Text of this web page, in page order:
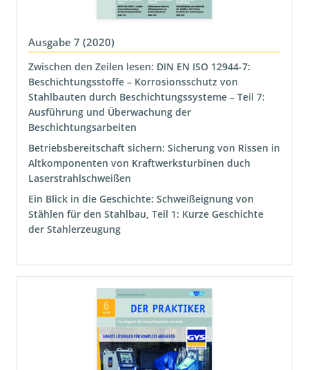
Ausgabe 7 (2020)
Zwischen den Zeilen lesen: DIN EN ISO 12944-7:
Beschichtungsstoffe – Korrosionsschutz von
Stahlbauten durch Beschichtungssysteme – Teil 7:
Ausführung und Überwachung der
Beschichtungsarbeiten
Betriebsbereitschaft sichern: Sicherung von Rissen in
Altkomponenten von Kraftwerksturbinen duch
Laserstrahlschweißen
Ein Blick in die Geschichte: Schweißeignung von
Stählen für den Stahlbau, Teil 1: Kurze Geschichte
der Stahlerzeugung